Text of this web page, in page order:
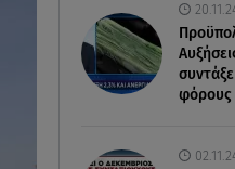
μεγαλύτερο
καλώδιο στον
φόρους